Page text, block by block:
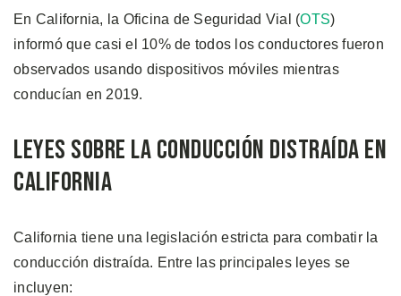
En California, la Oficina de Seguridad Vial (OTS)
informó que casi el 10% de todos los conductores fueron
observados usando dispositivos móviles mientras
conducían en 2019.
Leyes Sobre la Conducción Distraída en
California
California tiene una legislación estricta para combatir la
conducción distraída. Entre las principales leyes se
incluyen: